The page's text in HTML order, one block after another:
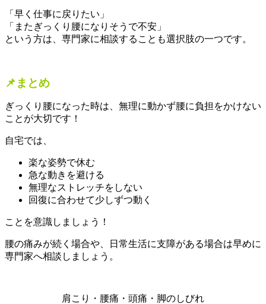
「早く仕事に戻りたい」
「またぎっくり腰になりそうで不安」
という方は、専門家に相談することも選択肢の一つです。
📌まとめ
ぎっくり腰になった時は、無理に動かず腰に負担をかけない
ことが大切です！
自宅では、
楽な姿勢で休む
急な動きを避ける
無理なストレッチをしない
回復に合わせて少しずつ動く
ことを意識しましょう！
腰の痛みが続く場合や、日常生活に支障がある場合は早めに
専門家へ相談しましょう。
肩こり・腰痛・頭痛・脚のしびれ